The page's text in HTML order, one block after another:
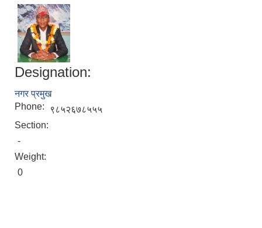
Designation:
नगर प्रमुख
Phone:
९८५२६७८५५५
Section:
-
Weight:
0